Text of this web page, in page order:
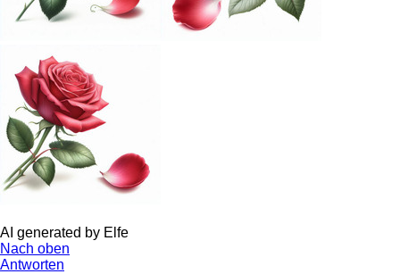
AI generated by Elfe
Nach oben
Antworten